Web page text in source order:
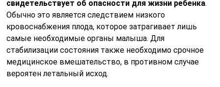
свидетельствует об опасности для жизни ребенка.
Обычно это является следствием низкого
кровоснабжения плода, которое затрагивает лишь
самые необходимые органы малыша. Для
стабилизации состояния также необходимо срочное
медицинское вмешательство, в противном случае
вероятен летальный исход.